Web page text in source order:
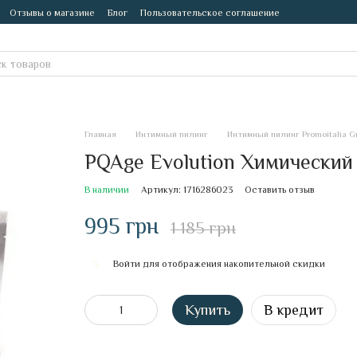
Отзывы о магазине Блог Пользовательское соглашение
Главная Интимный пилинг Интимный пилинг Promoitalia
PQAge Evolution
В наличии Артикул: 1716286023 Оставить отзыв
995 грн 1 185 грн
Войти для отображения накопительной скидки
Купить В кредит